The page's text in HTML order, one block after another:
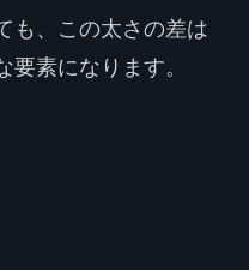
も、この太さの差は
素になります。